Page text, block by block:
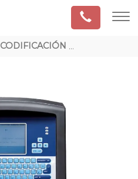
CODIFICACIÓN